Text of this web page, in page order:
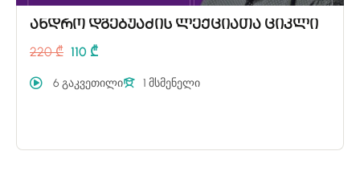
ანდრო დგებუაძის ლექციათა ციკლი
220 ₾ 110 ₾
6 გაკვეთილი 1 მსმენელი